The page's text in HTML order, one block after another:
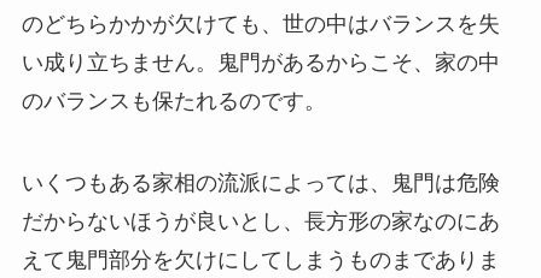
のどちらかかが欠けても、世の中はバランスを失
い成り立ちません。鬼門があるからこそ、家の中
のバランスも保たれるのです。
いくつもある家相の流派によっては、鬼門は危険
だからないほうが良いとし、長方形の家なのにあ
えて鬼門部分を欠けにしてしまうものまでありま